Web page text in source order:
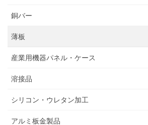
銅バー
薄板
産業用機器パネル・ケース
溶接品
シリコン・ウレタン加工
アルミ板金製品